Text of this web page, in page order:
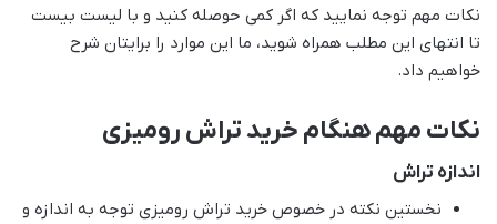
نکات مهم توجه نمایید که اگر کمی حوصله کنید و با لیست بیست
تا انتهای این مطلب همراه شوید، ما این موارد را برایتان شرح
خواهیم داد.
نکات مهم هنگام خرید تراش رومیزی
اندازه تراش
نخستین نکته در خصوص خرید تراش رومیزی توجه به اندازه و